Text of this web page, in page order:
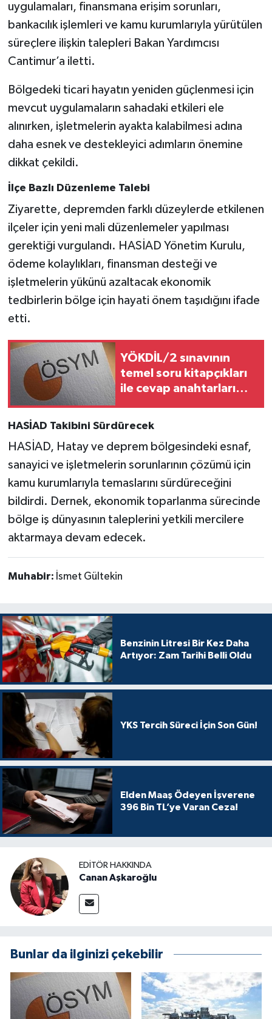
uygulamaları, finansmana erişim sorunları,
bankacılık işlemleri ve kamu kurumlarıyla yürütülen
süreçlere ilişkin talepleri Bakan Yardımcısı
Cantimur’a iletti.
Bölgedeki ticari hayatın yeniden güçlenmesi için
mevcut uygulamaların sahadaki etkileri ele
alınırken, işletmelerin ayakta kalabilmesi adına
daha esnek ve destekleyici adımların önemine
dikkat çekildi.
İlçe Bazlı Düzenleme Talebi
Ziyarette, depremden farklı düzeylerde etkilenen
ilçeler için yeni mali düzenlemeler yapılması
gerektiği vurgulandı. HASİAD Yönetim Kurulu,
ödeme kolaylıkları, finansman desteği ve
işletmelerin yükünü azaltacak ekonomik
tedbirlerin bölge için hayati önem taşıdığını ifade
etti.
YÖKDİL/2 sınavının
temel soru kitapçıkları
ile cevap anahtarları
HASİAD Takibini Sürdürecek
HASİAD, Hatay ve deprem bölgesindeki esnaf,
sanayici ve işletmelerin sorunlarının çözümü için
kamu kurumlarıyla temaslarını sürdüreceğini
bildirdi. Dernek, ekonomik toparlanma sürecinde
bölge iş dünyasının taleplerini yetkili mercilere
aktarmaya devam edecek.
Muhabir: İsmet Gültekin
Benzinin Litresi Bir Kez Daha
Artıyor: Zam Tarihi Belli Oldu
YKS Tercih Süreci İçin Son Gün!
Elden Maaş Ödeyen İşverene
396 Bin TL’ye Varan Ceza!
EDITÖR HAKKINDA
Canan Aşkaroğlu
Bunlar da ilginizi çekebilir